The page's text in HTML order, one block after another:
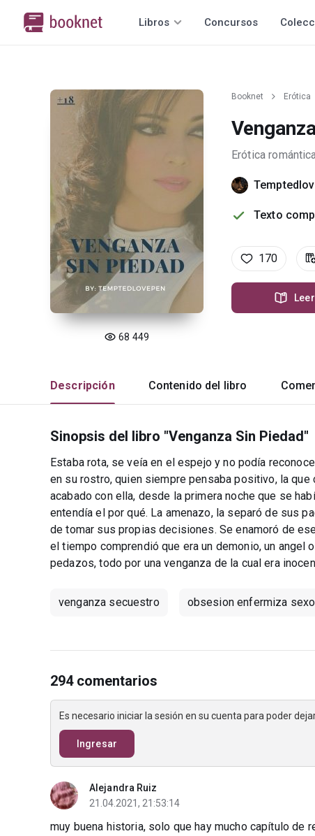
Libros Concursos
68 449
Booknet Erótica
Erótica
Texto
170
Leer
Descripción Contenido del libro
Sinopsis del libro "Venganza Sin Piedad"
Estaba rota, se veía en el espejo y no podía
en su rostro, quien siempre pensaba positivo, la
acabado con ella, desde la primera noche que se
entendía el por qué. La amenazo, la separó de sus
de tomar sus propias decisiones. Se enamoró de
el tiempo comprendió que era un demonio, un
pedazos, todo por una venganza de la cual era
venganza secuestro obsesion enfermiza sexo
294 comentarios
Es necesario iniciar la sesión en su cuenta para poder
Ingresar
Alejandra Ruiz
21.04.2021, 21:53:14
muy buena historia, solo que hay mucho capítulo de